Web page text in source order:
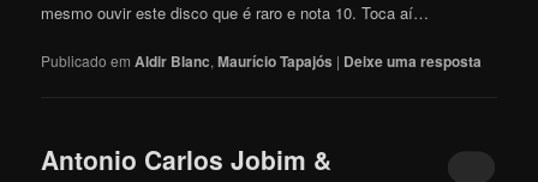
mesmo ouvir este disco que é raro e nota 10. Toca aí…
Publicado em Aldir Blanc,Maurício Tapajós | Deixe uma resposta
Antonio Carlos Jobim &